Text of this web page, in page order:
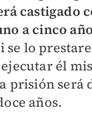
castigado
a cinco
se lo
él
prisión será
años.